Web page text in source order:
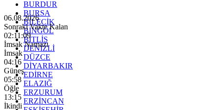
BURDUR
BURSA
BİLECİK
BİNGÖL
BİTLİS
DENİZLİ
DÜZCE
DİYARBAKIR
EDİRNE
ELAZIĞ
ERZURUM
ERZİNCAN
06.08.2026
Sonraki Vakte Kalan
02:11:07
İmsak Namazı
İmsak
04:16
Güneş
05:58
Öğle
13:15
İkindi